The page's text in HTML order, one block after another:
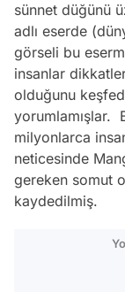
sünnet düğünü
adlı eserde
görseli bu
insanlar
olduğunu
yorumlamışlar.
milyonlarca
neticesinde
gereken somut
kaydedilmiş.